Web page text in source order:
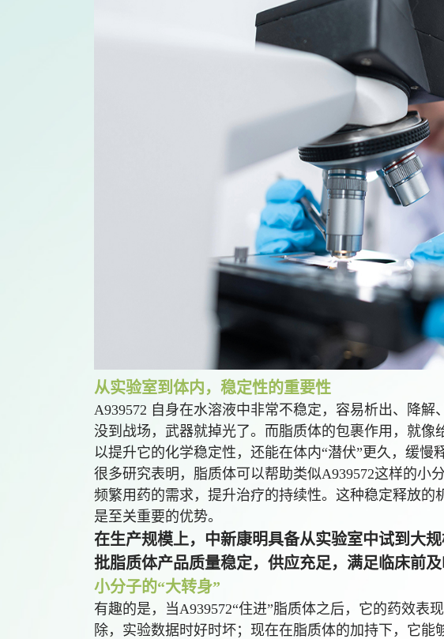
从实验室到体内，稳定性的重要性
A939572 自身在水溶液中非常不稳定，容易析出、降
没到战场，武器就掉光了。而脂质体的包裹作用，就像
以提升它的化学稳定性，还能在体内“潜伏”更久，缓慢
很多研究表明，脂质体可以帮助类似A939572这样的小
频繁用药的需求，提升治疗的持续性。这种稳定释放的
是至关重要的优势。
在生产规模上，中新康明具备从实验室中试到大
批脂质体产品质量稳定，供应充足，满足临床前及
小分子的“大转身”
有趣的是，当A939572“住进”脂质体之后，它的药效表
除，实验数据时好时坏；现在在脂质体的加持下，它